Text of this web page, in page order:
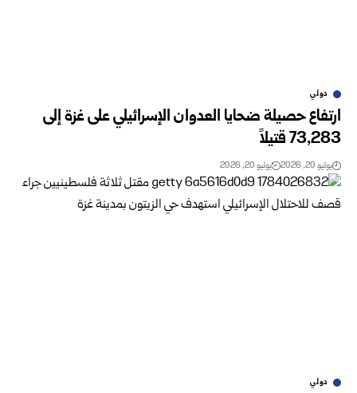
دولي
ارتفاع حصيلة ضحايا العدوان الإسرائيلي على غزة إلى
73,283 قتيلاً
يوليو 20, 2026 يوليو 20, 2026
دولي